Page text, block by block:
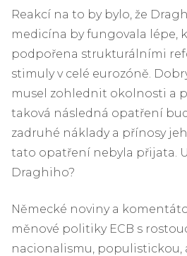
Reakcí na to by bylo, že
medicína by fungovala lépe,
podpořena strukturálními
stimuly v celé eurozóně.
musel zohlednit okolnosti a
taková následná opatření
zadruhé náklady a přínosy
tato opatření nebyla přijata.
Draghiho?
Německé noviny a
měnové politiky ECB s
nacionalismu, populistickou,